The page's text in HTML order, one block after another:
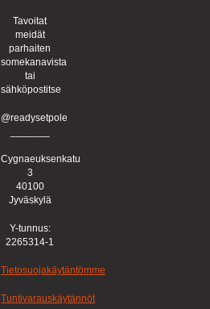
Tavoitat
meidät
parhaiten
somekanavista
tai
sähköpostitse
@readysetpole
Cygnaeuksenkatu
3
40100
Jyväskylä
Y-tunnus:
2265314-1
Tietosuojakäytäntömme
Tuntivarauskäytännöt